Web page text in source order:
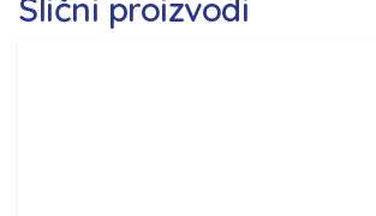
Slični proizvodi